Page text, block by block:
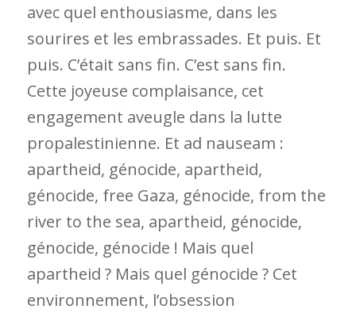
avec quel enthousiasme, dans les
sourires et les embrassades. Et puis. Et
puis. C’était sans fin. C’est sans fin.
Cette joyeuse complaisance, cet
engagement aveugle dans la lutte
propalestinienne. Et ad nauseam :
apartheid, génocide, apartheid,
génocide, free Gaza, génocide, from the
river to the sea, apartheid, génocide,
génocide, génocide ! Mais quel
apartheid ? Mais quel génocide ? Cet
environnement, l’obsession